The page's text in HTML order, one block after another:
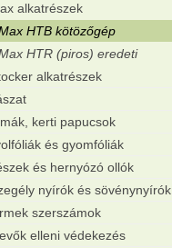
alkatrészek
HTB kötözőgép
HTR (piros) eredeti
alkatrészek
kerti papucsok
és gyomfóliák
és hernyózó ollók
nyírók és sövénynyírók
szerszámok
elleni védekezés